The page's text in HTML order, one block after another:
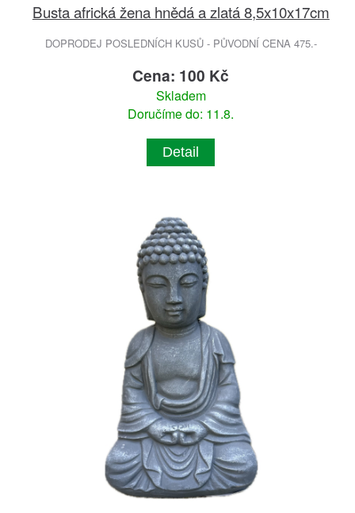
Busta africká žena hnědá a zlatá 8,5x10x17cm
DOPRODEJ POSLEDNÍCH KUSŮ - PŮVODNÍ CENA 475.-
Cena: 100 Kč
Skladem
Doručíme do: 11.8.
Detail